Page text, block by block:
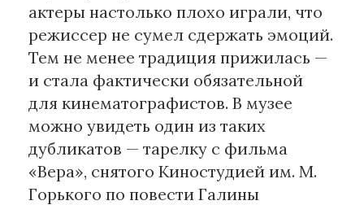
актеры настолько плохо играли, что
режиссер не сумел сдержать эмоций.
Тем не менее традиция прижилась —
и стала фактически обязательной
для кинематографистов. В музее
можно увидеть один из таких
дубликатов — тарелку с фильма
«Вера», снятого Киностудией им. М.
Горького по повести Галины